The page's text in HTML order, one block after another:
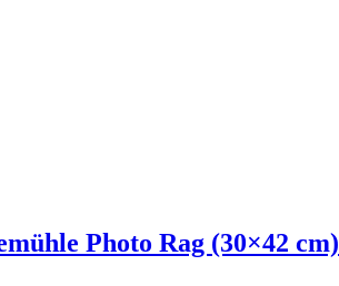
Photo Rag (30×42 cm)